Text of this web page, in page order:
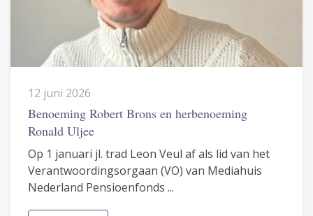
12 juni 2026
Benoeming Robert Brons en herbenoeming
Ronald Uljee
Op 1 januari jl. trad Leon Veul af als lid van het
Verantwoordingsorgaan (VO) van Mediahuis
Nederland Pensioenfonds ...